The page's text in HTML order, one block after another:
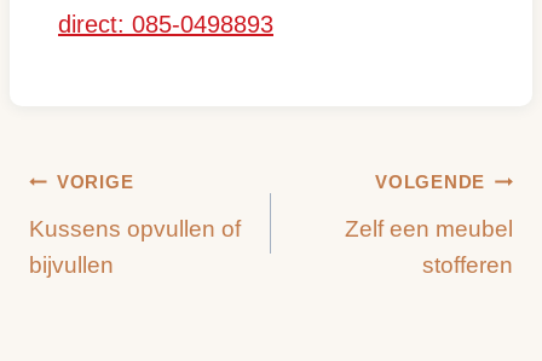
direct: 085-0498893
Bericht
navigatie
VORIGE
Kussens opvullen of
bijvullen
VOLGENDE
Zelf een meubel
stofferen